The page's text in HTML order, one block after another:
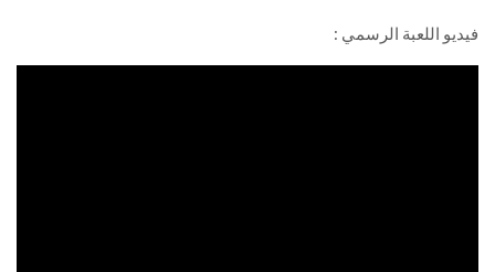
فيديو اللعبة الرسمي :